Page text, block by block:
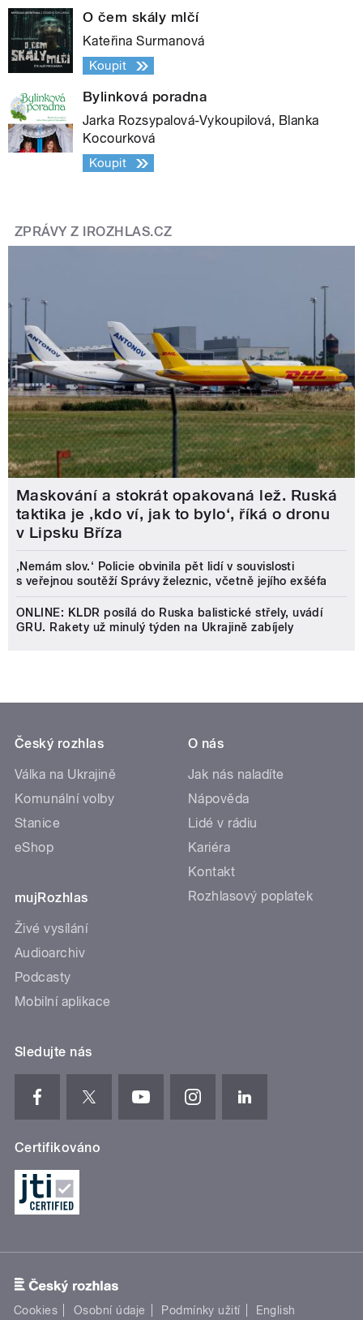
O čem skály mlčí
Kateřina Surmanová
Koupit
Bylinková poradna
Jarka Rozsypalová-Vykoupilová, Blanka
Kocourková
Koupit
ZPRÁVY Z IROZHLAS.CZ
Maskování a stokrát opakovaná lež. Ruská
taktika je ‚kdo ví, jak to bylo‘, říká o dronu
v Lipsku Bříza
‚Nemám slov.‘ Policie obvinila pět lidí v souvislosti
s veřejnou soutěží Správy železnic, včetně jejího exšéfa
ONLINE: KLDR posílá do Ruska balistické střely, uvádí
GRU. Rakety už minulý týden na Ukrajině zabíjely
Český rozhlas
Válka na Ukrajině
Komunální volby
Stanice
eShop
mujRozhlas
Živé vysílání
Audioarchiv
Podcasty
Mobilní aplikace
O nás
Jak nás naladíte
Nápověda
Lidé v rádiu
Kariéra
Kontakt
Rozhlasový poplatek
Sledujte nás
Certifikováno
Cookies Osobní údaje Podmínky užití English